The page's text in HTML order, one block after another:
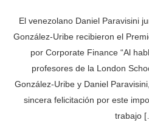
El venezolano Daniel Paravisini
González-Uribe recibieron el
por Corporate Finance “Al
profesores de la London
González-Uribe y Daniel
sincera felicitación por este
trabajo